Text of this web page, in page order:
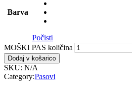
Barva
Počisti
MOŠKI PAS količina
Dodaj v košarico
SKU: N/A
Category:Pasovi